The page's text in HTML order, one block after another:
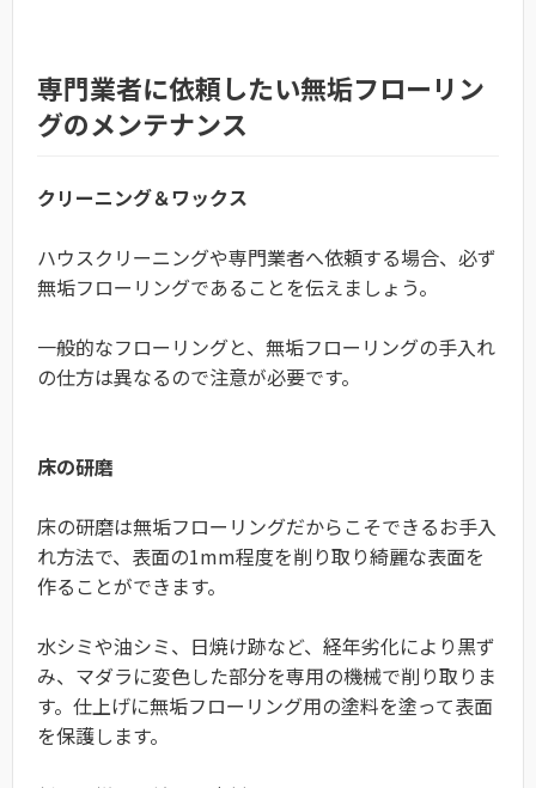
専門業者に依頼したい無垢フローリン
グのメンテナンス
クリーニング＆ワックス
ハウスクリーニングや専門業者へ依頼する場合、必ず
無垢フローリングであることを伝えましょう。
一般的なフローリングと、無垢フローリングの手入れ
の仕方は異なるので注意が必要です。
床の研磨
床の研磨は無垢フローリングだからこそできるお手入
れ方法で、表面の1mm程度を削り取り綺麗な表面を
作ることができます。
水シミや油シミ、日焼け跡など、経年劣化により黒ず
み、マダラに変色した部分を専用の機械で削り取りま
す。仕上げに無垢フローリング用の塗料を塗って表面
を保護します。